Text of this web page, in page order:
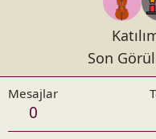
Son
Mesajlar
0